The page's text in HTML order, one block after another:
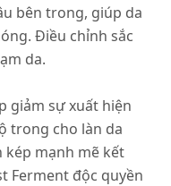
bên trong, giúp da
Điều chỉnh sắc
da.
giảm sự xuất hiện
trong cho làn da
kép mạnh mẽ kết
Ferment độc quyền